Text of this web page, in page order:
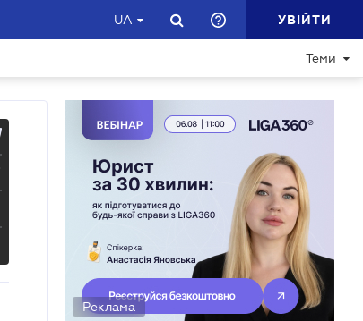
UA УВІЙТИ
Теми
Реклама